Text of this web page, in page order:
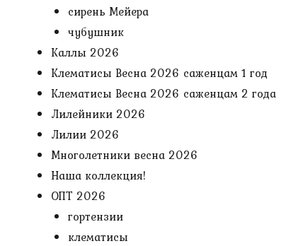
сирень Мейера
чубушник
Каллы 2026
Клематисы Весна 2026 саженцам 1 год
Клематисы Весна 2026 саженцам 2 года
Лилейники 2026
Лилии 2026
Многолетники весна 2026
Наша коллекция!
ОПТ 2026
гортензии
клематисы